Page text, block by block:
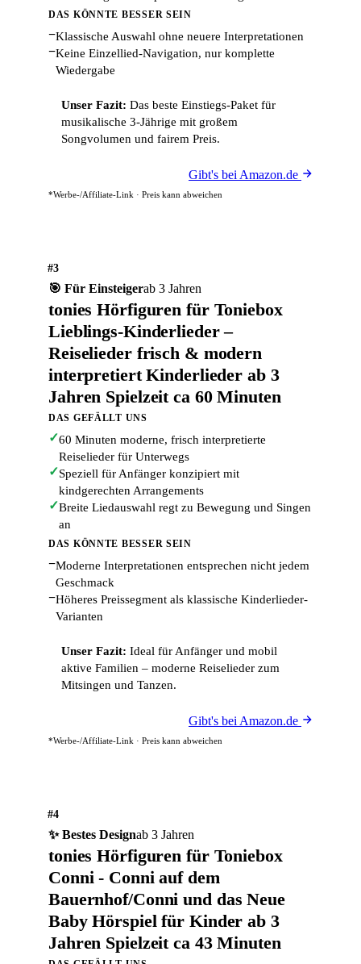
DAS KÖNNTE BESSER SEIN
−Klassische Auswahl ohne neuere Interpretationen
−Keine Einzellied-Navigation, nur komplette
Wiedergabe
Unser Fazit: Das beste Einstiegs-Paket für
musikalische 3-Jährige mit großem
Songvolumen und fairem Preis.
Gibt's bei Amazon.de
*Werbe-/Affiliate-Link · Preis kann abweichen
#3
🎯 Für Einsteigerab 3 Jahren
tonies Hörfiguren für Toniebox
Lieblings-Kinderlieder –
Reiselieder frisch & modern
interpretiert Kinderlieder ab 3
Jahren Spielzeit ca 60 Minuten
DAS GEFÄLLT UNS
✓60 Minuten moderne, frisch interpretierte
Reiselieder für Unterwegs
✓Speziell für Anfänger konzipiert mit
kindgerechten Arrangements
✓Breite Liedauswahl regt zu Bewegung und Singen
an
DAS KÖNNTE BESSER SEIN
−Moderne Interpretationen entsprechen nicht jedem
Geschmack
−Höheres Preissegment als klassische Kinderlieder-
Varianten
Unser Fazit: Ideal für Anfänger und mobil
aktive Familien – moderne Reiselieder zum
Mitsingen und Tanzen.
Gibt's bei Amazon.de
*Werbe-/Affiliate-Link · Preis kann abweichen
#4
✨ Bestes Designab 3 Jahren
tonies Hörfiguren für Toniebox
Conni - Conni auf dem
Bauernhof/Conni und das Neue
Baby Hörspiel für Kinder ab 3
Jahren Spielzeit ca 43 Minuten